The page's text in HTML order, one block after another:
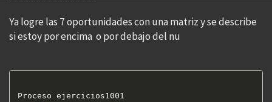
Ya logre las 7 oportunidades con una matriz y se describe
si estoy por encima o por debajo del nu
Proceso ejercicios1001